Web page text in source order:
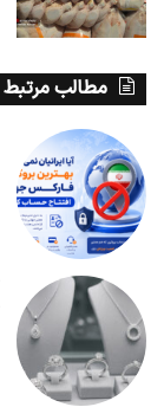
مطالب مرتبط